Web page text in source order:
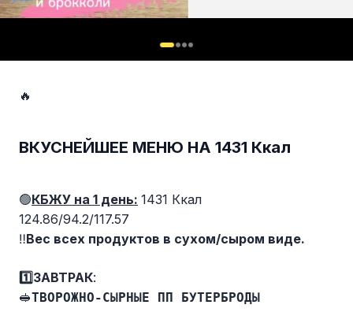
🔥
ВКУСНЕЙШЕЕ МЕНЮ НА 1431 Ккал
🟢КБЖУ на 1 день: 1431 Ккал
124.86/94.2/117.57
‼️Вес всех продуктов в сухом/сыром виде.
1️⃣ЗАВТРАК:
🥪ТВОРОЖНО-СЫРНЫЕ ПП БУТЕРБРОДЫ